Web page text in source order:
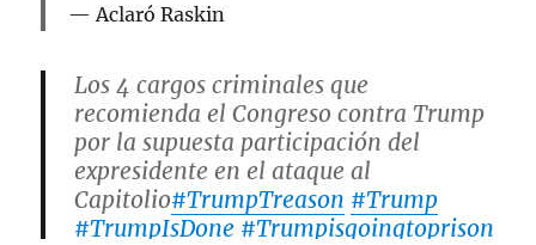
Aclaró Raskin
Los 4 cargos criminales que
recomienda el Congreso contra Trump
por la supuesta participación del
expresidente en el ataque al
Capitolio#TrumpTreason #Trump
#TrumpIsDone #Trumpisgoingtoprison